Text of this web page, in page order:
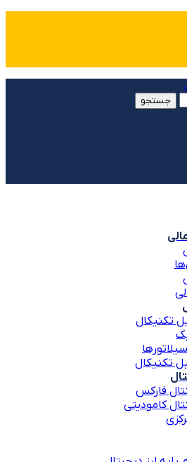
جستجو
تکنیکال
تکنیکال
فارکس
کامودیتی